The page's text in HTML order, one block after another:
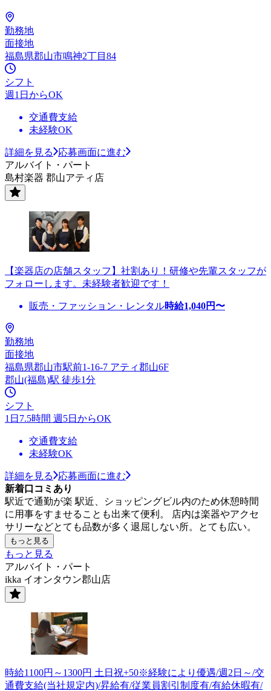
勤務地
面接地
福島県郡山市鳴神2丁目84
シフト
週1日からOK
交通費支給
未経験OK
詳細を見る
応募画面に進む
アルバイト・パート
島村楽器 郡山アティ店
【楽器店の店舗スタッフ】社割あり！研修や先輩スタッフが
フォローします。未経験者歓迎です！
販売・ファッション・レンタル時給1,040円〜
勤務地
面接地
福島県郡山市駅前1-16-7 アティ郡山6F
郡山(福島)駅 徒歩1分
シフト
1日7.5時間 週5日からOK
交通費支給
未経験OK
詳細を見る
応募画面に進む
新着口コミあり
駅近で通勤が楽 駅近、ショッピングビル内のため休憩時間
に用事をすませることも出来て便利。 店内は楽器やアクセ
サリーなどとても品数が多く退屈しない所。とても広い。
もっと見る
もっと見る
アルバイト・パート
ikka イオンタウン郡山店
時給1100円～1300円 土日祝+50※経験により優遇/週2日～/交
通費支給(当社規定内)/昇給有/従業員割引制度有/有給休暇有/